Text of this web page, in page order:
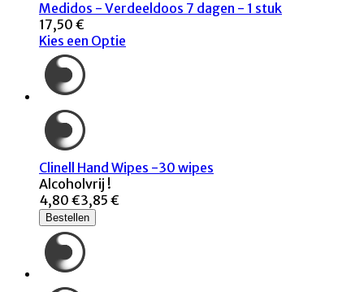
Medidos - Verdeeldoos 7 dagen - 1 stuk
17,50 €
Kies een Optie
Clinell Hand Wipes -30 wipes
Alcoholvrij !
4,80 €3,85 €
Bestellen